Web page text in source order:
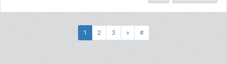
1 2 3 » #